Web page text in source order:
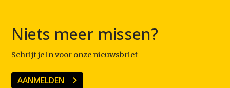
Niets meer missen?
Schrijf je in voor onze nieuwsbrief
AANMELDEN